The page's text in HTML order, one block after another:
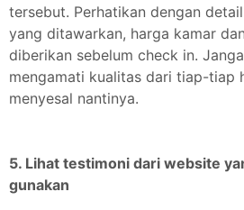
tersebut. Perhatikan dengan
yang ditawarkan, harga kamar
diberikan sebelum check in.
mengamati kualitas dari tiap-tiap
menyesal nantinya.
5. Lihat testimoni dari website
gunakan